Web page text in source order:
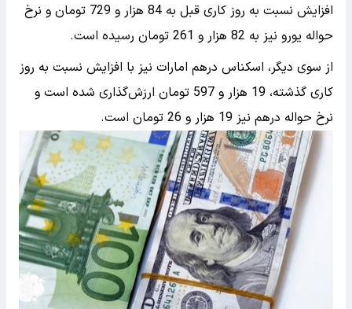
افزایش نسبت به روز کاری قبل به 84 هزار و 729 تومان و نرخ
حواله یورو نیز به 82 هزار و 261 تومان رسیده است.
از سوی دیگر، اسکناس درهم امارات نیز با افزایش نسبت به روز
کاری گذشته، 19 هزار و 597 تومان ارزش‌گذاری شده است و
نرخ حواله درهم نیز 19 هزار و 26 تومان است.